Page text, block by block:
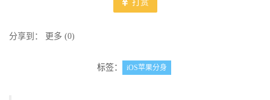
打赏
分享到： 更多 (0)
标签： iOS苹果分身